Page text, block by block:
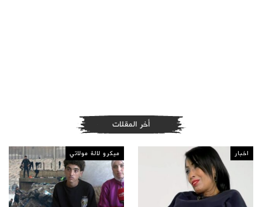
أخر المقلات
اخبار ميكرو لالة مولاتي